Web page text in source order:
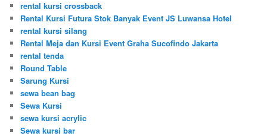
rental kursi crossback
Rental Kursi Futura Stok Banyak Event JS Luwansa Hotel
rental kursi silang
Rental Meja dan Kursi Event Graha Sucofindo Jakarta
rental tenda
Round Table
Sarung Kursi
sewa bean bag
Sewa Kursi
sewa kursi acrylic
Sewa kursi bar